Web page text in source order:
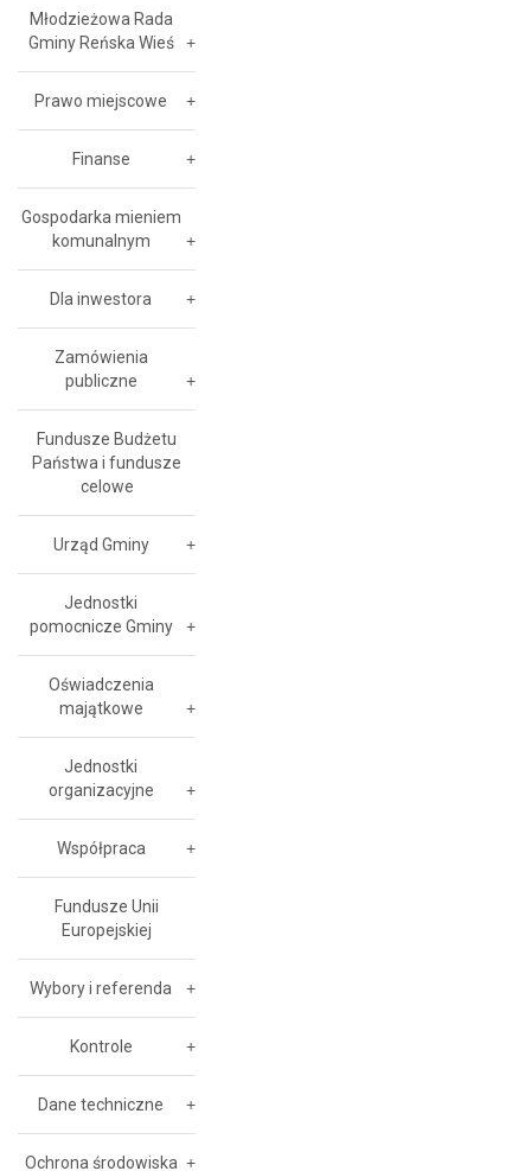
Młodzieżowa Rada
Gminy Reńska Wieś
Prawo miejscowe
Finanse
Gospodarka mieniem
komunalnym
Dla inwestora
Zamówienia
publiczne
Fundusze Budżetu
Państwa i fundusze
celowe
Urząd Gminy
Jednostki
pomocnicze Gminy
Oświadczenia
majątkowe
Jednostki
organizacyjne
Współpraca
Fundusze Unii
Europejskiej
Wybory i referenda
Kontrole
Dane techniczne
Ochrona środowiska